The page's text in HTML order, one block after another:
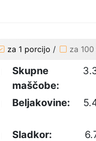
za 1 porcijo / za 100
Skupne
maščobe:
Beljakovine:
Sladkor: